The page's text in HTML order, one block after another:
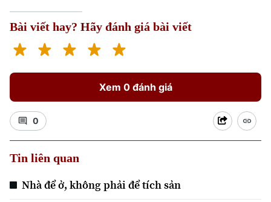
Bài viết hay? Hãy đánh giá bài viết
Xem 0 đánh giá
0
Tin liên quan
Nhà để ở, không phải để tích sản